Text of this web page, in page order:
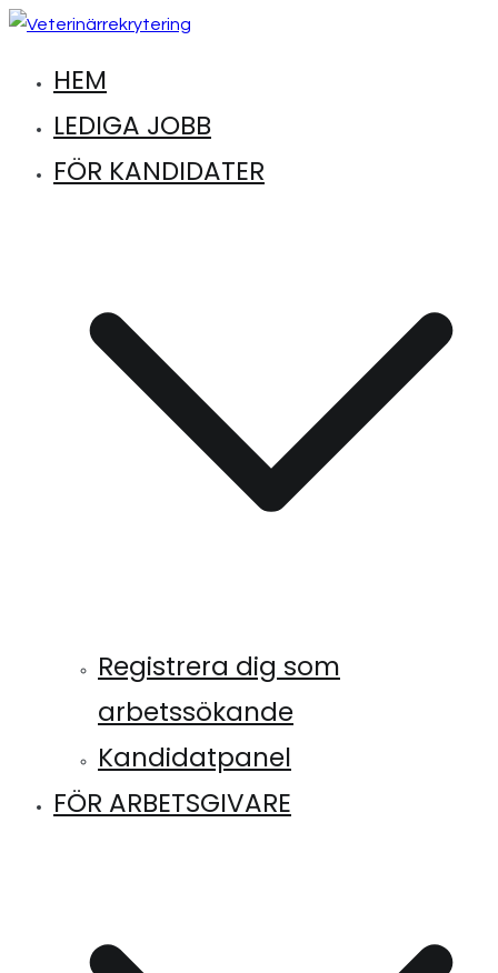
Hoppa
innehåll
Veterinärrekrytering
Hitta lediga jobb inom djursjukvård
HEM
LEDIGA JOBB
FÖR KANDIDATER
Registrera dig som
arbetssökande
Kandidatpanel
FÖR ARBETSGIVARE